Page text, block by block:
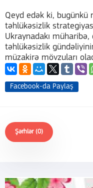
Qeyd edək ki, bugünkü
təhlükəsizlik
Ukraynadakı
təhlükəsizlik
müzakirə mövzuları
Facebook-da Paylaş
Şərhlər (0)